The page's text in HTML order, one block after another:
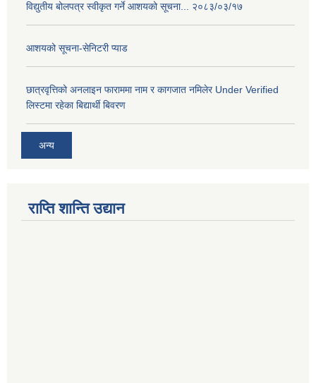
विद्युतीय बोलपत्र स्वीकृत गर्ने आशयको सूचना... २०८३/०३/१७
आशयको सूचना-सेनिटरी प्याड
छात्रवृत्तिको अनलाइन फाराममा नाम र कागजात नमिलेर Under Verified
लिस्टमा रहेका बिद्यार्थी बिवरण
अन्य
राप्ति शान्ति उद्यान